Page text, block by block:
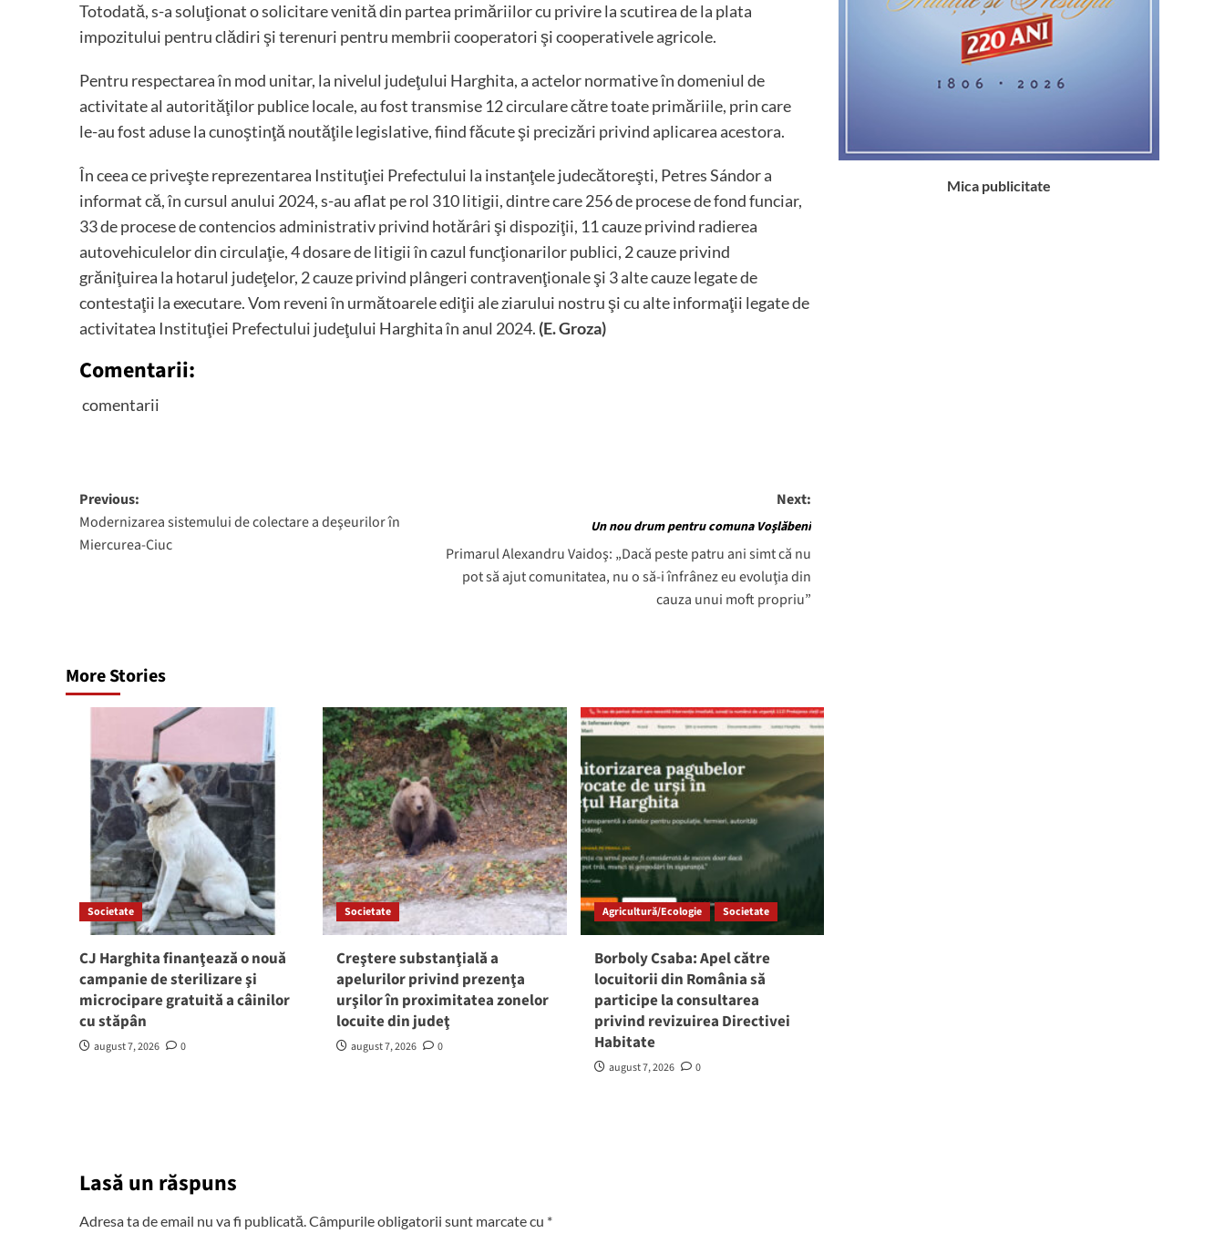
Totodată, s-a soluţionat o solicitare venită din partea primăriilor cu privire la scutirea de la plata
impozitului pentru clădiri şi terenuri pentru membrii cooperatori şi cooperativele agricole.
Pentru respectarea în mod unitar, la nivelul judeţului Harghita, a actelor normative în domeniul de
activitate al autorităţilor publice locale, au fost transmise 12 circulare către toate primăriile, prin care
le-au fost aduse la cunoştinţă noutăţile legislative, fiind făcute şi precizări privind aplicarea acestora.
În ceea ce priveşte reprezentarea Instituţiei Prefectului la instanţele judecătoreşti, Petres Sándor a
informat că, în cursul anului 2024, s-au aflat pe rol 310 litigii, dintre care 256 de procese de fond funciar,
33 de procese de contencios administrativ privind hotărâri şi dispoziţii, 11 cauze privind radierea
autovehiculelor din circulaţie, 4 dosare de litigii în cazul funcţionarilor publici, 2 cauze privind
grăniţuirea la hotarul judeţelor, 2 cauze privind plângeri contravenţionale şi 3 alte cauze legate de
contestaţii la executare. Vom reveni în următoarele ediţii ale ziarului nostru şi cu alte informaţii legate de
activitatea Instituţiei Prefectului judeţului Harghita în anul 2024. (E. Groza)
Comentarii:
comentarii
Post
navigation
Previous:
Modernizarea sistemului de colectare a deşeurilor în
Miercurea-Ciuc
Next:
Un nou drum pentru comuna Voşlăbeni
Primarul Alexandru Vaidoş: „Dacă peste patru ani simt că nu
pot să ajut comunitatea, nu o să-i înfrânez eu evoluţia din
cauza unui moft propriu”
More Stories
Societate
CJ Harghita finanţează o nouă
campanie de sterilizare şi
microcipare gratuită a câinilor
cu stăpân
august 7, 2026 0
Societate
Creştere substanţială a
apelurilor privind prezenţa
urşilor în proximitatea zonelor
locuite din judeţ
august 7, 2026 0
Agricultură/Ecologie Societate
Borboly Csaba: Apel către
locuitorii din România să
participe la consultarea
privind revizuirea Directivei
Habitate
august 7, 2026 0
Lasă un răspuns
Adresa ta de email nu va fi publicată.Câmpurile obligatorii sunt marcate cu *
Mica publicitate